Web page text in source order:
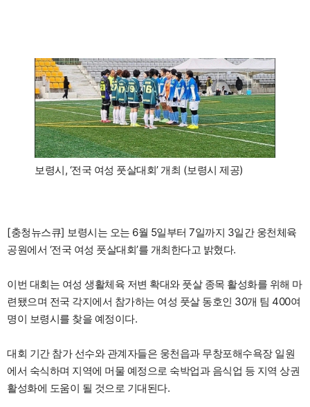
보령시, ‘전국 여성 풋살대회’ 개최 (보령시 제공)
[충청뉴스큐] 보령시는 오는 6월 5일부터 7일까지 3일간 웅천체육
공원에서 ‘전국 여성 풋살대회’를 개최한다고 밝혔다.
이번 대회는 여성 생활체육 저변 확대와 풋살 종목 활성화를 위해 마
련됐으며 전국 각지에서 참가하는 여성 풋살 동호인 30개 팀 400여
명이 보령시를 찾을 예정이다.
대회 기간 참가 선수와 관계자들은 웅천읍과 무창포해수욕장 일원
에서 숙식하며 지역에 머물 예정으로 숙박업과 음식업 등 지역 상권
활성화에 도움이 될 것으로 기대된다.